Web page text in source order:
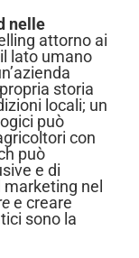
nelle
attorno ai
lato umano
storia
locali; un
può
con
può
e di
marketing nel
e creare
sono la